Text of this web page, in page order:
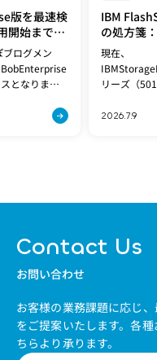
版を最速検
開始までの
トを解説
ログメン
となりまし
IBM
の処方箋
両立する
5600」へ
現在、
リーズ（
り、製造お
2026.7.9
Contact Us
お問い合わせ
お客様の業務課題に応じ
をご提案いたします。各種
ちらより承ります。